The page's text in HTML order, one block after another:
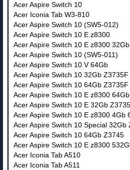
Acer Aspire Switch 10
Acer Iconia Tab W3-810
Acer Aspire Switch 10 (SW5-012)
Acer Aspire Switch 10 E z8300
Acer Aspire Switch 10 E z8300 32Gb
Acer Aspire Switch 10 (SW5-011)
Acer Aspire Switch 10 V 64Gb
Acer Aspire Switch 10 32Gb Z3735F
Acer Aspire Switch 10 64Gb Z3735F
Acer Aspire Switch 10 E z8300 64Gb
Acer Aspire Switch 10 E 32Gb
Acer Aspire Switch 10 E z8300 4Gb
Acer Aspire Switch 10 Special 32Gb
Acer Aspire Switch 10 64Gb Z3745
Acer Aspire Switch 10 E z8300
Acer Iconia Tab A510
Acer Iconia Tab A511